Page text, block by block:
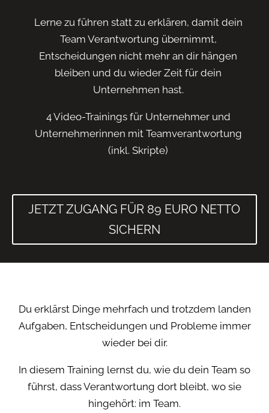
Lerne zu führen statt zu erklären, damit dein
Team Verantwortung übernimmt,
Entscheidungen nicht mehr an dir hängen
bleiben und du wieder Zeit für dein
Unternehmen hast.
4 Video-Trainings für Unternehmer und
Unternehmerinnen mit Teamverantwortung
(inkl. Skripte)
JETZT ZUGANG FÜR 89 EURO NETTO
SICHERN
Du erklärst Dinge mehrfach und trotzdem landen
Aufgaben, Entscheidungen und Probleme immer
wieder bei dir.
In diesem Training lernst du, wie du dein Team so
führst, dass Verantwortung dort bleibt, wo sie
hingehört: im Team.